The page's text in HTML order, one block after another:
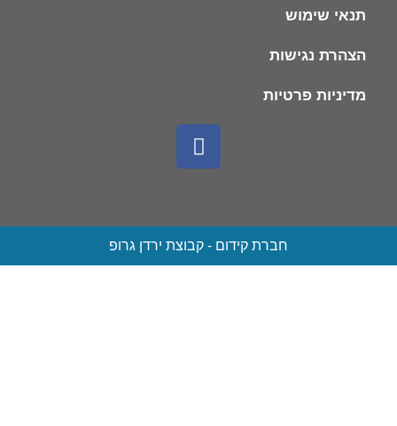
תנאי שימוש
הצהרת נגישות
מדיניות פרטיות
חברת קידום - קבוצת ירדן גרופ